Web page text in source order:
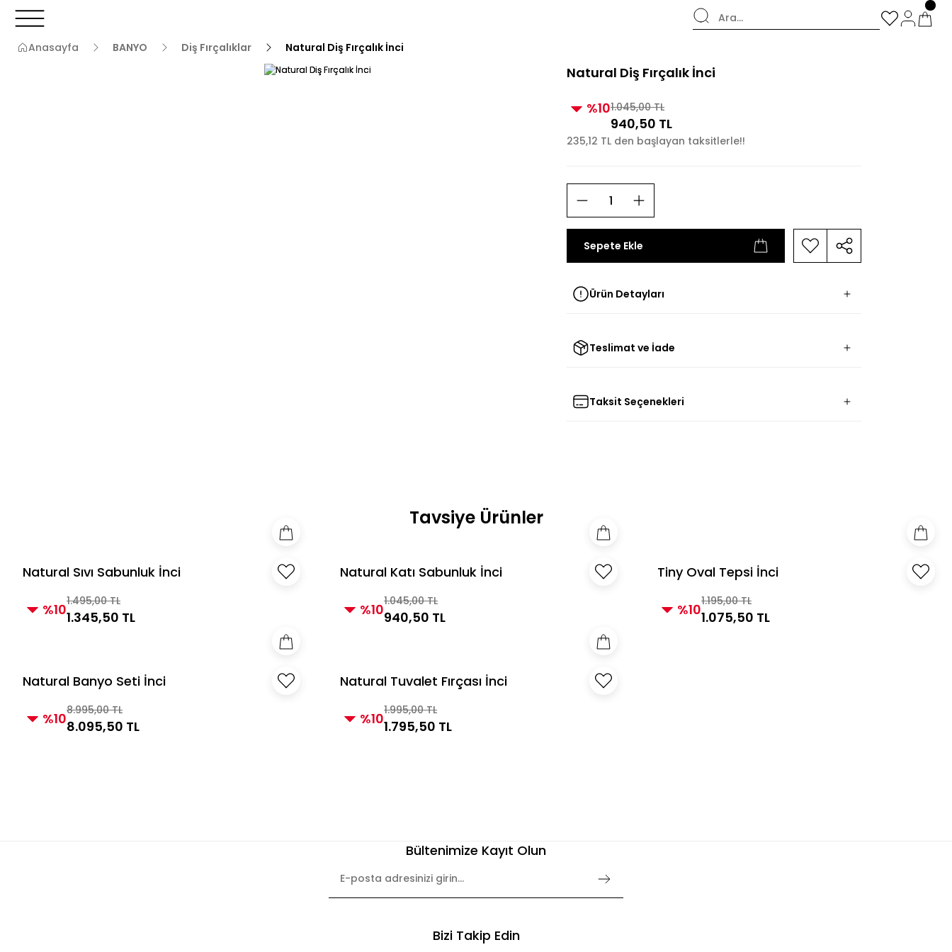
3000 TL ve Üzeri Alışverişlerde Kargo Bedava!
3000 TL ve Üzeri Alışverişlerde Kargo Bedava!
3000 TL ve Üzeri Alışverişlerde Kargo Bedava!
Anasayfa
BANYO Diş Fırçalıklar Natural Diş Fırçalık İnci
Natural Diş Fırçalık İnci
%101.045,00 TL
940,50 TL
235,12 TL den başlayan taksitlerle!!
Sepete Ekle
Ürün Detayları
Teslimat ve İade
Taksit Seçenekleri
Tavsiye Ürünler
Natural Sıvı Sabunluk İnci
%101.495,00 TL
1.345,50 TL
Natural Katı Sabunluk İnci
%101.045,00 TL
940,50 TL
Tiny Oval Tepsi İnci
%101.195,00 TL
1.075,50 TL
Natural Banyo Seti İnci
%108.995,00 TL
8.095,50 TL
Natural Tuvalet Fırçası İnci
%101.995,00 TL
1.795,50 TL
Bültenimize Kayıt Olun
Bizi Takip Edin